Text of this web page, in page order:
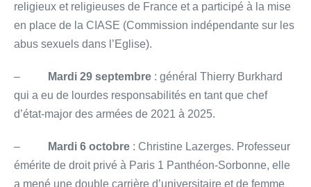
religieux et religieuses de France et a participé à la mise
en place de la CIASE (Commission indépendante sur les
abus sexuels dans l’Eglise).
– Mardi 29 septembre : général Thierry Burkhard
qui a eu de lourdes responsabilités en tant que chef
d’état-major des armées de 2021 à 2025.
– Mardi 6 octobre : Christine Lazerges. Professeur
émérite de droit privé à Paris 1 Panthéon-Sorbonne, elle
a mené une double carrière d’universitaire et de femme